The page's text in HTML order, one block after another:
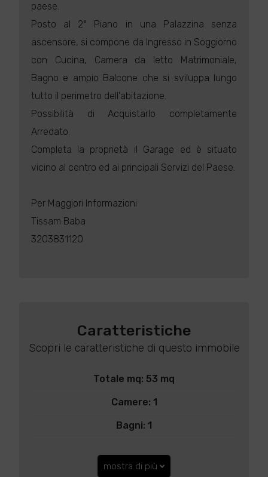
paese.
Posto al 2° Piano in una Palazzina senza
ascensore, si compone da Ingresso in Soggiorno
con Cucina, Camera da letto Matrimoniale,
Bagno e ampio Balcone che si sviluppa lungo
tutto il perimetro dell'abitazione.
Possibilità di Acquistarlo completamente
Arredato.
Completa la proprietà il Garage ed è situato
vicino al centro ed ai principali Servizi del Paese.
Per Maggiori Informazioni
Tissam Baba
3203831120
Caratteristiche
Scopri le caratteristiche di questo immobile
Totale mq: 53 mq
Camere: 1
Bagni: 1
mostra di più